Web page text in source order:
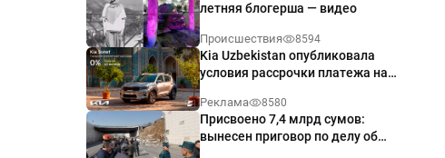
летняя блогерша — видео
Происшествия 8594
Kia Uzbekistan опубликовала
условия рассрочки платежа на
годовых
Реклама 8580
Присвоено 7,4 млрд сумов:
вынесен приговор по делу об